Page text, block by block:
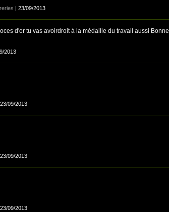
| 23/09/2013
d'or tu vas avoirdroit à la médaille du travail aussi Bonne
2013
09/2013
09/2013
09/2013